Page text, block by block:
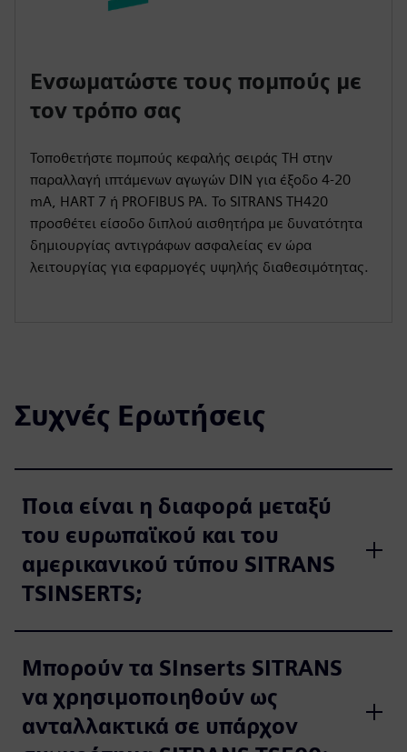
Ενσωματώστε τους πομπούς με
τον τρόπο σας
Τοποθετήστε πομπούς κεφαλής σειράς TH στην
παραλλαγή ιπτάμενων αγωγών DIN για έξοδο 4-20
mA, HART 7 ή PROFIBUS PA. Το SITRANS TH420
προσθέτει είσοδο διπλού αισθητήρα με δυνατότητα
δημιουργίας αντιγράφων ασφαλείας εν ώρα
λειτουργίας για εφαρμογές υψηλής διαθεσιμότητας.
Συχνές Ερωτήσεις
Ποια είναι η διαφορά μεταξύ
του ευρωπαϊκού και του
αμερικανικού τύπου SITRANS
TSINSERTS;
Μπορούν τα SInserts SITRANS
να χρησιμοποιηθούν ως
ανταλλακτικά σε υπάρχον